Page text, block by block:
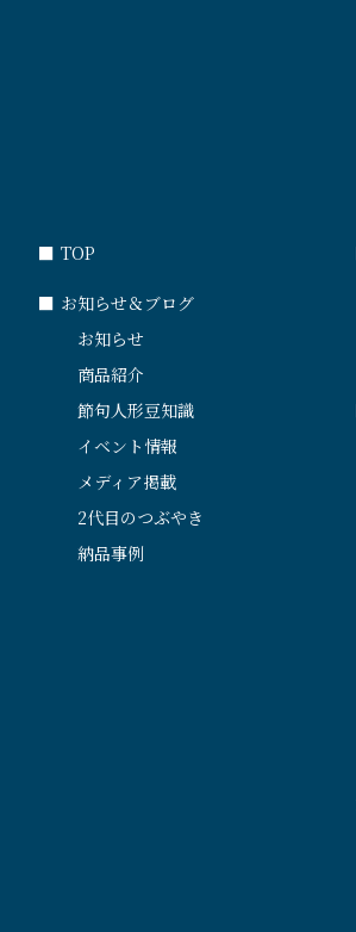
■ TOP
■ お知らせ＆ブログ
お知らせ
商品紹介
節句人形豆知識
イベント情報
メディア掲載
2代目のつぶやき
納品事例